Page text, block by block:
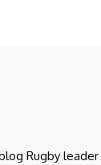
Rugby leader